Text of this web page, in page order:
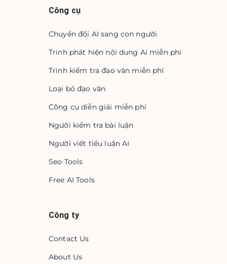
Công cụ
Chuyển đổi AI sang con người
Trình phát hiện nội dung Ai miễn phí
Trình kiểm tra đạo văn miễn phí
Loại bỏ đạo văn
Công cụ diễn giải miễn phí
Người kiểm tra bài luận
Người viết tiểu luận AI
Seo Tools
Free AI Tools
Công ty
Contact Us
About Us